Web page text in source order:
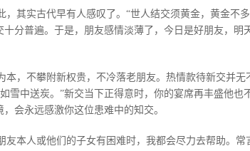
其实古代早有人感叹了。“世人结交须黄金，黄金不
分普遍。于是，朋友感情淡薄了，今日是好朋友，
，不攀附新权贵，不冷落老朋友。热情款待新交并
雪中送炭。”新交当下正得意时，你的宴席再丰盛他
会永远感激你这位患难中的知交。
本人或他们的子女有困难时，我都会尽力去帮助。